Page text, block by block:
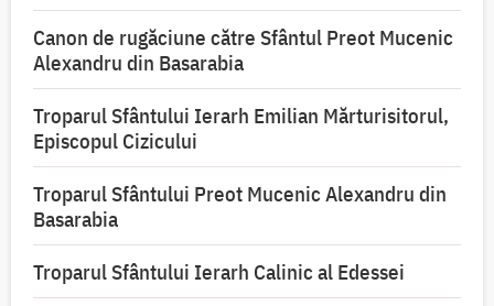
Canon de rugăciune către Sfântul Preot Mucenic
Alexandru din Basarabia
Troparul Sfântului Ierarh Emilian Mărturisitorul,
Episcopul Cizicului
Troparul Sfântului Preot Mucenic Alexandru din
Basarabia
Troparul Sfântului Ierarh Calinic al Edessei